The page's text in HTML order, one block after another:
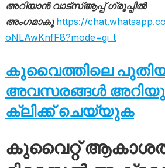
അറിയാൻ വാട്സ്ആപ്പ് ഗ്രൂപ്പിൽ
അംഗമാകൂ https://
oNLAwKnfF8?mode=gi_t
കുവൈത്തിലെ
അവസരങ്ങൾ
ക്ലിക്ക് ചെയ്യുക
കുവൈറ്റ്